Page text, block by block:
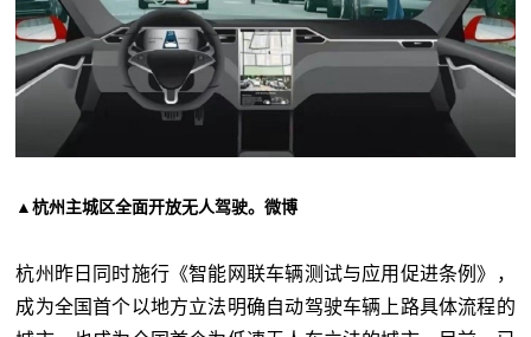
▲杭州主城区全面开放无人驾驶。微博
杭州昨日同时施行《智能网联车辆测试与应用促进条例》，
成为全国首个以地方立法明确自动驾驶车辆上路具体流程的